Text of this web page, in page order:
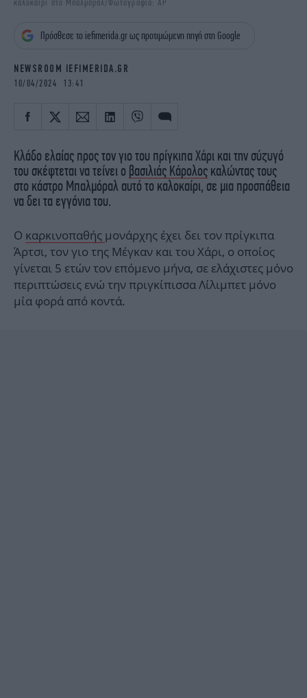
iBOOKS
OSCARS
NEWSLETTER
καλοκαίρι στο Μπαλμόραλ/Φωτογραφία: AP
Πρόσθεσε το iefimerida.gr ως προτιμώμενη πηγή στη Google
NEWSROOM IEFIMERIDA.GR
10/04/2024 13:41
Κλάδο ελαίας προς τον γιο του πρίγκιπα Χάρι και την σύζυγό
του σκέφτεται να τείνει ο βασιλιάς Κάρολος καλώντας τους
στο κάστρο Μπαλμόραλ αυτό το καλοκαίρι, σε μια προσπάθεια
να δει τα εγγόνια του.
Ο καρκινοπαθής μονάρχης έχει δει τον πρίγκιπα
Άρτσι, τον γιο της Μέγκαν και του Χάρι, ο οποίος
γίνεται 5 ετών τον επόμενο μήνα, σε ελάχιστες μόνο
περιπτώσεις ενώ την πριγκίπισσα Λίλιμπετ μόνο
μία φορά από κοντά.